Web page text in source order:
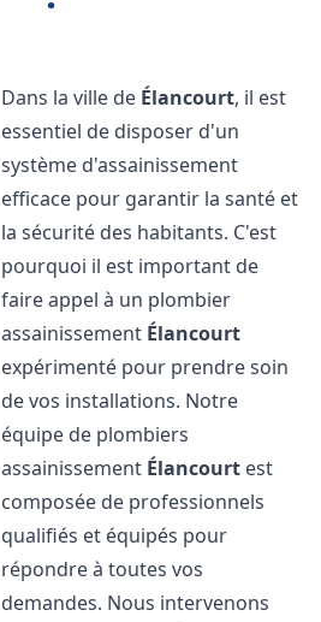
Dans la ville de Élancourt, il est
essentiel de disposer d'un
système d'assainissement
efficace pour garantir la santé et
la sécurité des habitants. C'est
pourquoi il est important de
faire appel à un plombier
assainissement Élancourt
expérimenté pour prendre soin
de vos installations. Notre
équipe de plombiers
assainissement Élancourt est
composée de professionnels
qualifiés et équipés pour
répondre à toutes vos
demandes. Nous intervenons